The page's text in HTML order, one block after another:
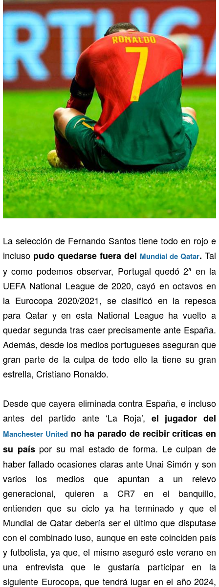
La selección de Fernando Santos tiene todo en rojo e
incluso pudo quedarse fuera del Mundial de Qatar. Tal
y como podemos observar, Portugal quedó 2ª en la
UEFA National League de 2020, cayó en octavos en
la Eurocopa 2020/2021, se clasificó en la repesca
para Qatar y en esta National League ha vuelto a
quedar segunda tras caer precisamente ante España.
Además, desde los medios portugueses aseguran que
gran parte de la culpa de todo ello la tiene su gran
estrella, Cristiano Ronaldo.
Desde que cayera eliminada contra España, e incluso
antes del partido ante ‘La Roja’, el jugador del
Manchester Unitedno ha parado de recibir críticas en
su paíspor su mal estado de forma. Le culpan de
haber fallado ocasiones claras ante Unai Simón y son
varios los medios que apuntan a un relevo
generacional, quieren a CR7 en el banquillo,
entienden que su ciclo ya ha terminado y que el
Mundial de Qatar debería ser el último que disputase
con el combinado luso, aunque en este coinciden país
y futbolista, ya que, el mismo aseguró este verano en
una entrevista que le gustaría participar en la
siguiente Eurocopa, que tendrá lugar en el año 2024,